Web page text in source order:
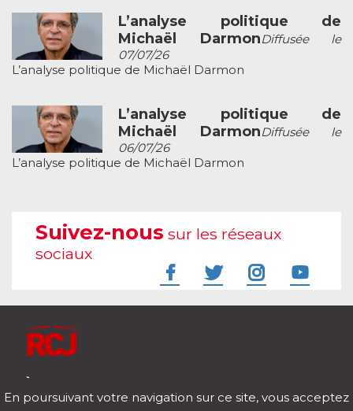
L’analyse politique de
Michaël DarmonDiffusée le
07/07/26
L’analyse politique de Michaël Darmon
L’analyse politique de
Michaël DarmonDiffusée le
06/07/26
L’analyse politique de Michaël Darmon
Suivez-nous sur les réseaux
sociaux
Télécharger notre application pour iOs et Android
En poursuivant votre navigation sur ce site, vous acceptez